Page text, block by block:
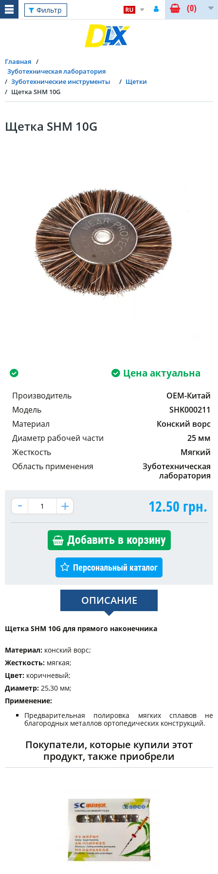
Фильтр (0)
Главная
Зуботехническая лаборатория
Зуботехнические инструменты
Щетки
Щетка SHM 10G
Щетка SHM 10G
Цена актуальна
Производитель
OEM-Китай
Модель
SHK000211
Материал
Конский ворс
Диаметр рабочей части
25 мм
Жесткость
Мягкий
Область применения
Зуботехническая
лаборатория
12.50 грн.
Добавить в корзину
Персональный каталог
ОПИСАНИЕ
Щетка SHM 10G для прямого наконечника
Материал: конский ворс;
Жесткость: мягкая;
Цвет: коричневый;
Диаметр: 25,30 мм;
Применение:
Предварительная полировка мягких сплавов не
благородных металлов ортопедических конструкций.
Покупатели, которые купили этот
продукт, также приобрели